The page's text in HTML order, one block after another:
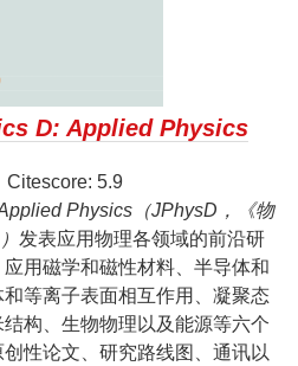
D: Applied Physics
5.9
Physics（JPhysD，《物
发表应用物理各领域的前沿研
用磁学和磁性材料、半导体和
等离子表面相互作用、凝聚态
构、生物物理以及能源等六个
性论文、研究路线图、通讯以